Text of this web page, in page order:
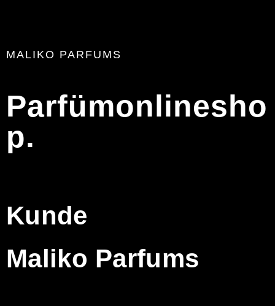
MALIKO PARFUMS
Parfümonlinesho
p.
Kunde
Maliko Parfums